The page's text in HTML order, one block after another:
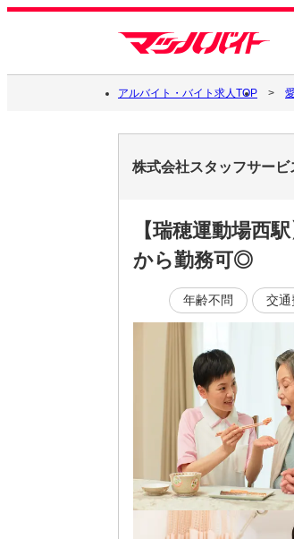
アルバイト・バイト求人TOP
株式会社スタッフサー
【瑞穂運動場西
から勤務可◎
年齢不問 交通